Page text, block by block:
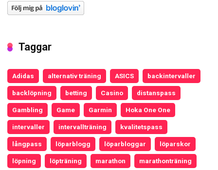
Taggar
Adidas alternativ träning ASICS backintervaller
backlöpning betting Casino distanspass
Gambling Game Garmin Hoka One One
intervaller intervallträning kvalitetspass
långpass löparblogg löparbloggar löparskor
löpning löpträning marathon marathonträning